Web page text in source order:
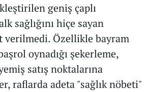
geniş çaplı
sağlığını hiçe sayan
verilmedi. Özellikle bayram
oynadığı şekerleme,
satış noktalarına
raflarda adeta "sağlık nöbeti"